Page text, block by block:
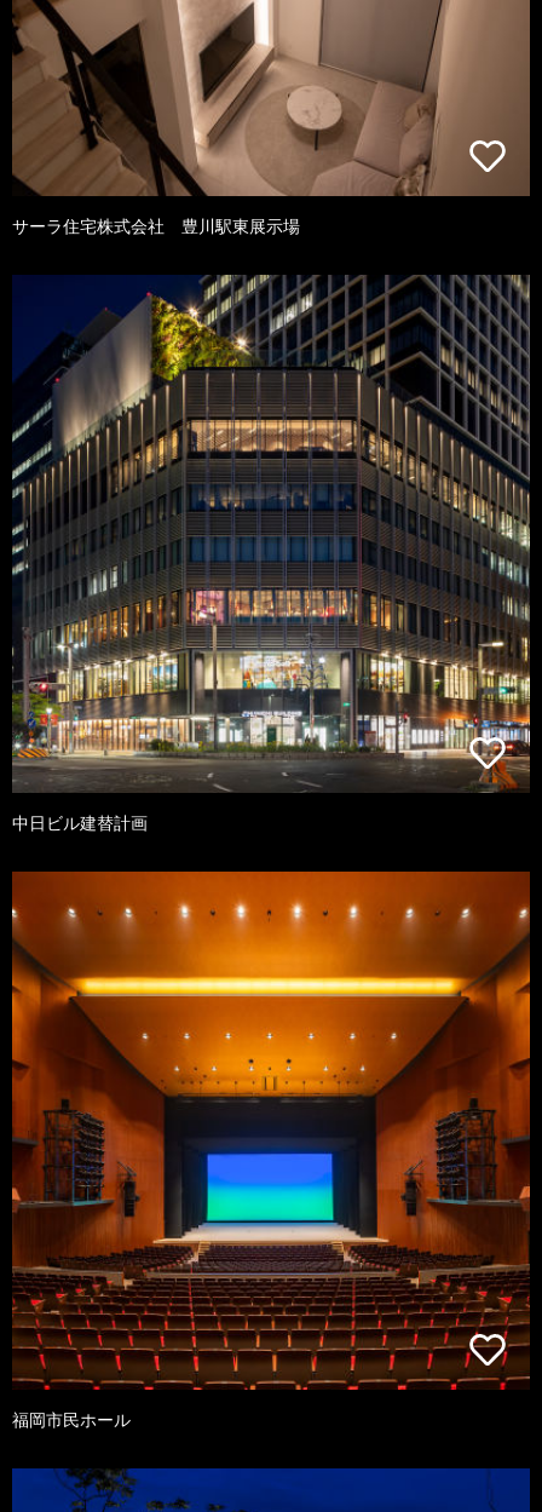
サーラ住宅株式会社 豊川駅東展示場
中日ビル建替計画
福岡市民ホール